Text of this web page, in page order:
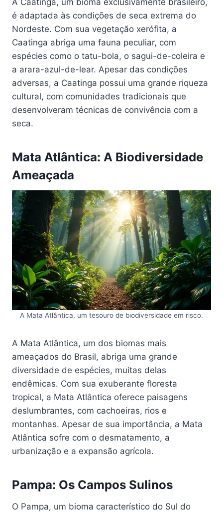
é adaptada às condições de seca extrema do
Nordeste. Com sua vegetação xerófita, a
Caatinga abriga uma fauna peculiar, com
espécies como o tatu-bola, o sagui-de-coleira e
a arara-azul-de-lear. Apesar das condições
adversas, a Caatinga possui uma grande riqueza
cultural, com comunidades tradicionais que
desenvolveram técnicas de convivência com a
seca.
Mata Atlântica: A Biodiversidade
Ameaçada
A Mata Atlântica, um tesouro de biodiversidade em risco.
A Mata Atlântica, um dos biomas mais
ameaçados do Brasil, abriga uma grande
diversidade de espécies, muitas delas
endêmicas. Com sua exuberante floresta
tropical, a Mata Atlântica oferece paisagens
deslumbrantes, com cachoeiras, rios e
montanhas. Apesar de sua importância, a Mata
Atlântica sofre com o desmatamento, a
urbanização e a expansão agrícola.
Pampa: Os Campos Sulinos
O Pampa, um bioma característico do Sul do